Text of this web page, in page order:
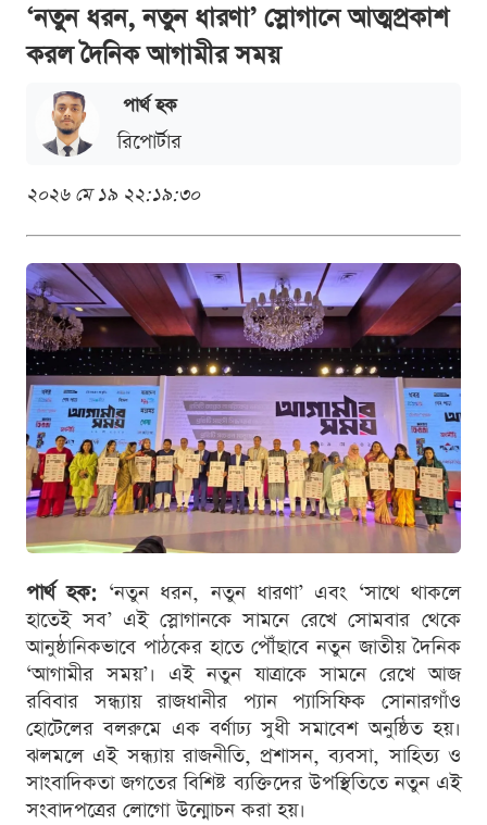
‘নতুন ধরন, নতুন ধারণা’ স্লোগানে আত্মপ্রকাশ
করল দৈনিক আগামীর সময়
পার্থ হক
রিপোর্টার
২০২৬ মে ১৯ ২২:১৯:৩০
পার্থ হক: ‘নতুন ধরন, নতুন ধারণা’ এবং ‘সাথে থাকলে
হাতেই সব’ এই স্লোগানকে সামনে রেখে সোমবার থেকে
আনুষ্ঠানিকভাবে পাঠকের হাতে পৌঁছাবে নতুন জাতীয় দৈনিক
‘আগামীর সময়’। এই নতুন যাত্রাকে সামনে রেখে আজ
রবিবার সন্ধ্যায় রাজধানীর প্যান প্যাসিফিক সোনারগাঁও
হোটেলের বলরুমে এক বর্ণাঢ্য সুধী সমাবেশ অনুষ্ঠিত হয়।
ঝলমলে এই সন্ধ্যায় রাজনীতি, প্রশাসন, ব্যবসা, সাহিত্য ও
সাংবাদিকতা জগতের বিশিষ্ট ব্যক্তিদের উপস্থিতিতে নতুন এই
সংবাদপত্রের লোগো উন্মোচন করা হয়।